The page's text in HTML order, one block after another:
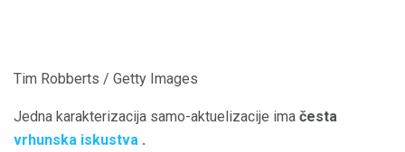
Tim Robberts / Getty Images
Jedna karakterizacija samo-aktuelizacije ima česta
vrhunska iskustva .